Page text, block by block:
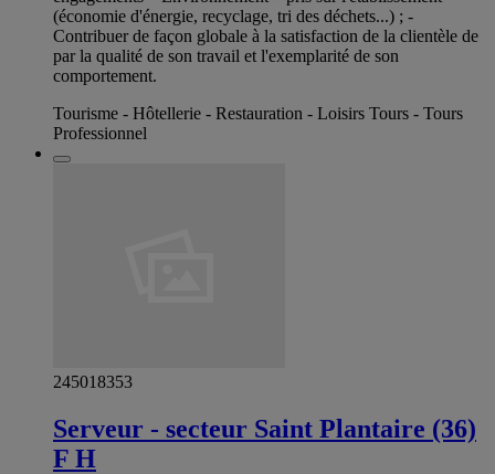
(économie d'énergie, recyclage, tri des déchets...) ; -
Contribuer de façon globale à la satisfaction de la clientèle de
par la qualité de son travail et l'exemplarité de son
comportement.
Tourisme - Hôtellerie - Restauration - Loisirs Tours - Tours
Professionnel
245018353
Serveur - secteur Saint Plantaire (36)
F H